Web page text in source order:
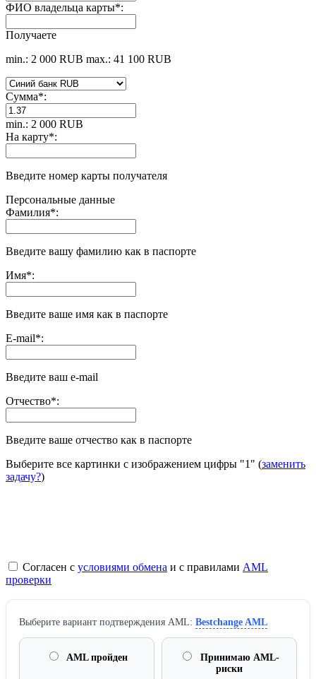
ФИО владельца карты*:
Получаете
min.: 2 000 RUB max.: 41 100 RUB
Сумма*:
min.: 2 000 RUB
На карту*:
Введите номер карты получателя
Персональные данные
Фамилия*:
Введите вашу фамилию как в паспорте
Имя*:
Введите ваше имя как в паспорте
E-mail*:
Введите ваш e-mail
Отчество*:
Введите ваше отчество как в паспорте
Выберите все картинки с изображением цифры "1" (заменить
задачу?)
Согласен с условиями обмена и с правилами AML
проверки
Выберите вариант подтверждения AML: Bestchange AML
AML пройден
Принимаю AML-
риски